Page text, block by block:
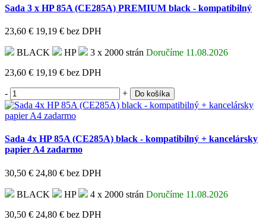
Sada 3 x HP 85A (CE285A) PREMIUM black - kompatibilný
23,60 € 19,19 € bez DPH
BLACK HP 3 x 2000 strán Doručíme 11.08.2026
23,60 € 19,19 € bez DPH
- + Do košíka
Sada 4x HP 85A (CE285A) black - kompatibilný + kancelársky
papier A4 zadarmo
30,50 € 24,80 € bez DPH
BLACK HP 4 x 2000 strán Doručíme 11.08.2026
30,50 € 24,80 € bez DPH